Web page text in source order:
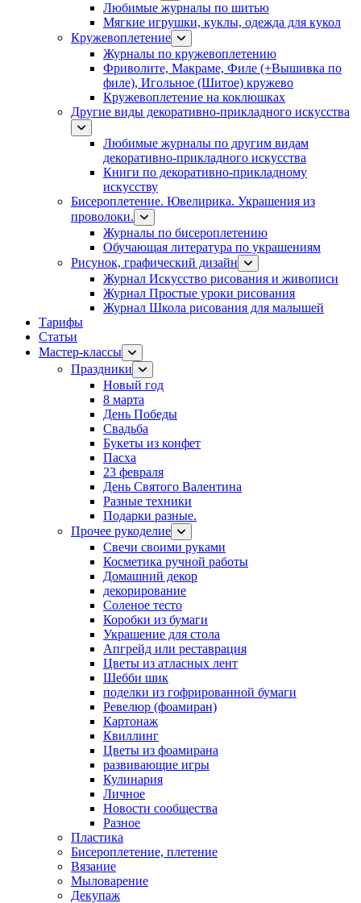
Любимые журналы по шитью
Мягкие игрушки, куклы, одежда для кукол
Кружевоплетение
Журналы по кружевоплетению
Фриволите, Макраме, Филе (+Вышивка по
филе), Игольное (Шитое) кружево
Кружевоплетение на коклюшках
Другие виды декоративно-прикладного искусства
Любимые журналы по другим видам
декоративно-прикладного искусства
Книги по декоративно-прикладному
искусству
Бисероплетение. Ювелирика. Украшения из
проволоки.
Журналы по бисероплетению
Обучающая литература по украшениям
Рисунок, графический дизайн
Журнал Искусство рисования и живописи
Журнал Простые уроки рисования
Журнал Школа рисования для малышей
Тарифы
Статьи
Мастер-классы
Праздники
Новый год
8 марта
День Победы
Свадьба
Букеты из конфет
Пасха
23 февраля
День Святого Валентина
Разные техники
Подарки разные.
Прочее рукоделие
Свечи своими руками
Косметика ручной работы
Домашний декор
декорирование
Соленое тесто
Коробки из бумаги
Украшение для стола
Апгрейд или реставрация
Цветы из атласных лент
Шебби шик
поделки из гофрированной бумаги
Ревелюр (фоамиран)
Картонаж
Квиллинг
Цветы из фоамирана
развивающие игры
Кулинария
Личное
Новости сообщества
Разное
Пластика
Бисероплетение, плетение
Вязание
Мыловарение
Декупаж